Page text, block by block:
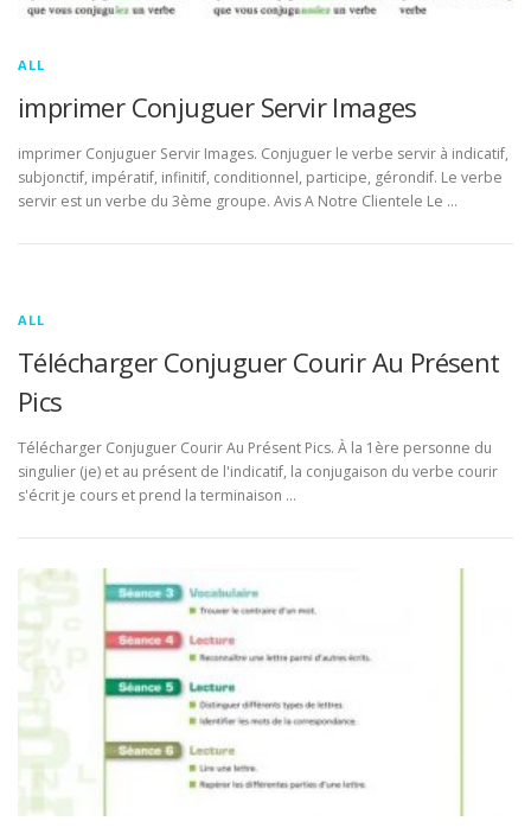
ALL
imprimer Conjuguer Servir Images
imprimer Conjuguer Servir Images. Conjuguer le verbe servir à indicatif,
subjonctif, impératif, infinitif, conditionnel, participe, gérondif. Le verbe
servir est un verbe du 3ème groupe. Avis A Notre Clientele Le …
ALL
Télécharger Conjuguer Courir Au Présent
Pics
Télécharger Conjuguer Courir Au Présent Pics. À la 1ère personne du
singulier (je) et au présent de l'indicatif, la conjugaison du verbe courir
s'écrit je cours et prend la terminaison …